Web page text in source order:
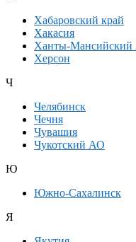
Хабаровский край
Хакасия
Ханты-
Херсон
Ч
Челябинск
Чечня
Чувашия
Чукотский АО
Ю
Южно-Сахалинск
Я